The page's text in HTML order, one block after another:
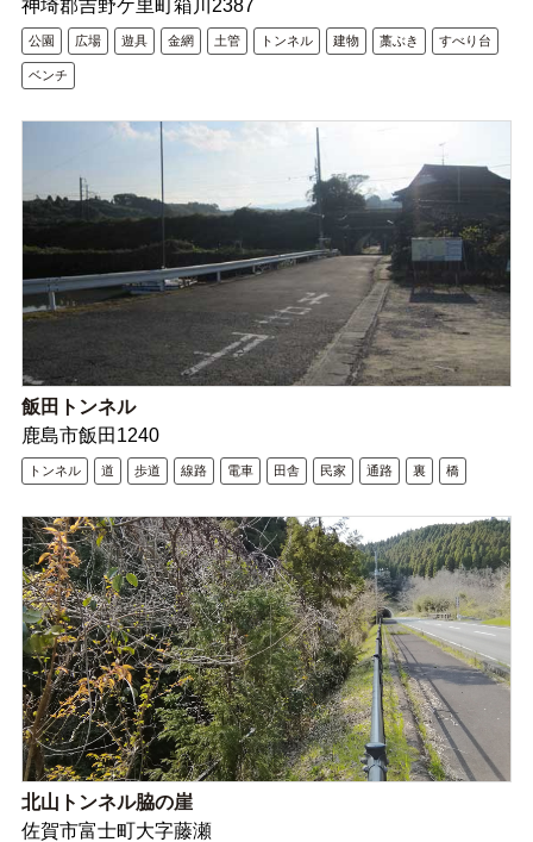
神埼郡吉野ケ里町箱川2387
公園 広場 遊具 金網 土管 トンネル 建物 藁ぶき すべり台
ベンチ
飯田トンネル
鹿島市飯田1240
トンネル 道 歩道 線路 電車 田舎 民家 通路 裏 橋
北山トンネル脇の崖
佐賀市富士町大字藤瀬